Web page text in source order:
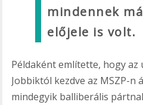
mindennek
előjele is volt.
Példaként említette, hogy az
Jobbiktól kezdve az MSZP-n
mindegyik balliberális